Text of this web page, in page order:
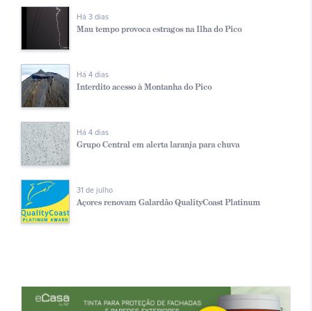
Há 3 dias
Mau tempo provoca estragos na Ilha do Pico
Há 4 dias
Interdito acesso à Montanha do Pico
Há 4 dias
Grupo Central em alerta laranja para chuva
31 de julho
Açores renovam Galardão QualityCoast Platinum